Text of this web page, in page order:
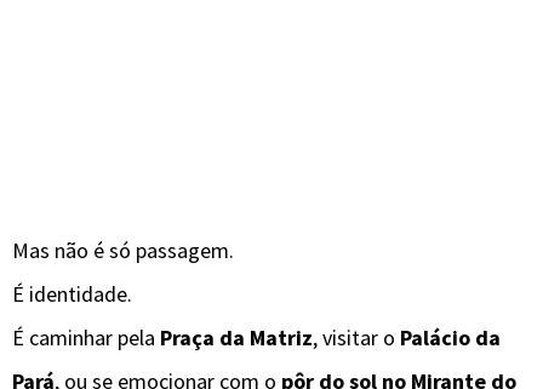
Mas não é só passagem.
É identidade.
É caminhar pela Praça da Matriz, visitar o Palácio da
Pará, ou se emocionar com o pôr do sol no Mirante do